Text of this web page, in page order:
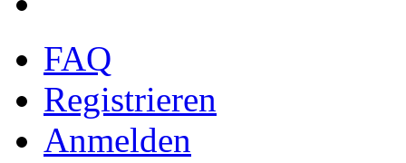
FAQ
Registrieren
Anmelden